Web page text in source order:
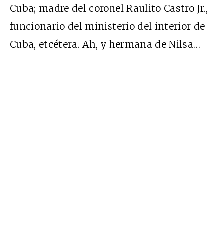
Cuba; madre del coronel Raulito Castro Jr.,
funcionario del ministerio del interior de
Cuba, etcétera. Ah, y hermana de Nilsa…